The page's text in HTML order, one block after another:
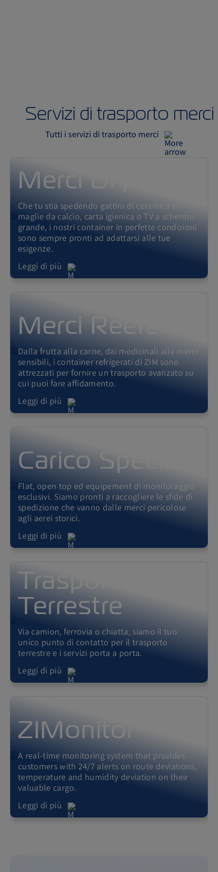
Servizi di trasporto merci
Tutti i servizi di trasporto merci
Merci Dry
Che tu stia spedendo gattini di ceramica o
maglie da calcio, carta igienica o TV a schermo
grande, i nostri container in perfette condizioni
sono sempre pronti ad adattarsi alle tue
esigenze.
Leggi di più
Merci Reefer
Dalla frutta alla carne, dai medicinali alle merci
sensibili, i container refrigerati di ZIM sono
attrezzati per fornire un trasporto avanzato su
cui puoi fare affidamento.
Leggi di più
Carico Speciale
Flat, open top ed equipement di monitoraggio
esclusivi. Siamo pronti a raccogliere le sfide di
spedizione che vanno dalle merci pericolose
agli aerei storici.
Leggi di più
Trasporto
Terrestre
Via camion, ferrovia o chiatta, siamo il tuo
unico punto di contatto per il trasporto
terrestre e i servizi porta a porta.
Leggi di più
ZIMonitor
A real-time monitoring system that provides
customers with 24/7 alerts on route deviations,
temperature and humidity deviation on their
valuable cargo.
Leggi di più